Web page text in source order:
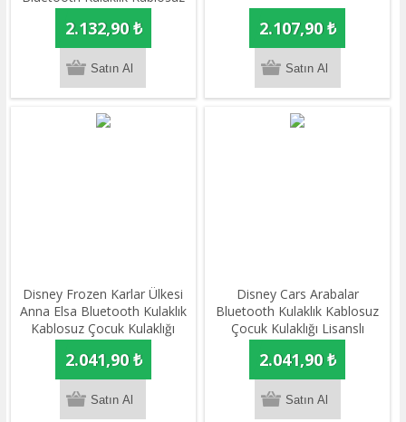
Çocuk Kulaklığı Lisanslı
2.132,90 ₺ 2.107,90 ₺
Disney Frozen Karlar Ülkesi
Anna Elsa Bluetooth Kulaklık
Kablosuz Çocuk Kulaklığı
2.041,90 ₺
Disney Cars Arabalar
Bluetooth Kulaklık Kablosuz
Çocuk Kulaklığı Lisanslı
2.041,90 ₺